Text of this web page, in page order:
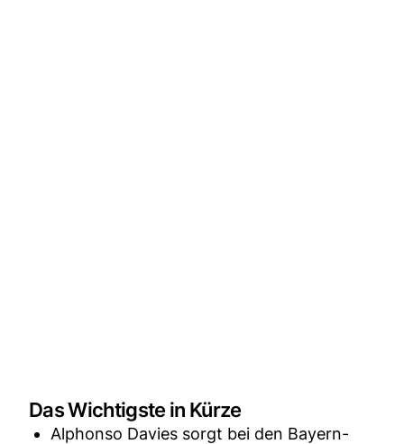
Das Wichtigste in Kürze
Alphonso Davies sorgt bei den Bayern-